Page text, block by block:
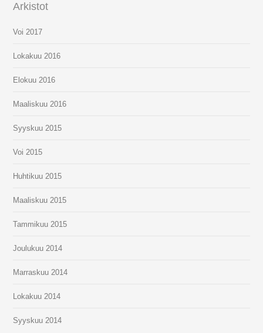
Arkistot
Voi 2017
Lokakuu 2016
Elokuu 2016
Maaliskuu 2016
Syyskuu 2015
Voi 2015
Huhtikuu 2015
Maaliskuu 2015
Tammikuu 2015
Joulukuu 2014
Marraskuu 2014
Lokakuu 2014
Syyskuu 2014